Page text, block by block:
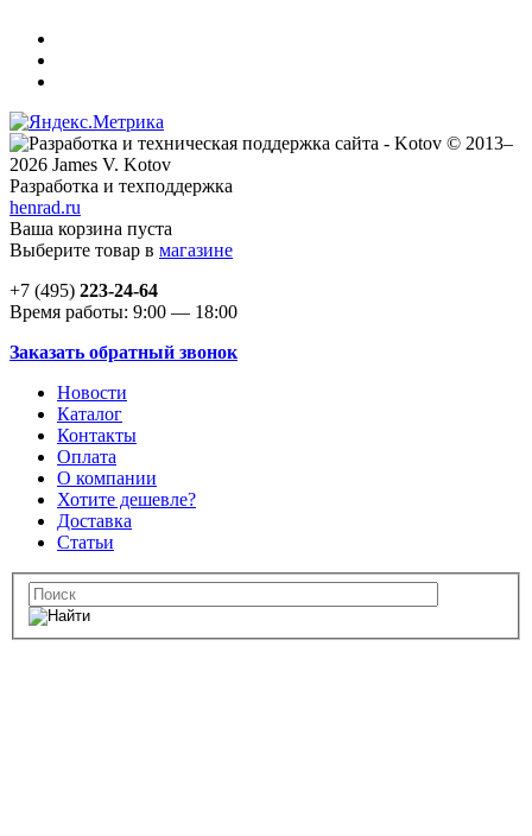
© 2013–
2026 James V. Kotov
Разработка и техподдержка
henrad.ru
Ваша корзина пуста
Выберите товар в магазине
+7 (495) 223-24-64
Время работы: 9:00 — 18:00
Заказать обратный звонок
Новости
Каталог
Контакты
Оплата
О компании
Хотите дешевле?
Доставка
Статьи